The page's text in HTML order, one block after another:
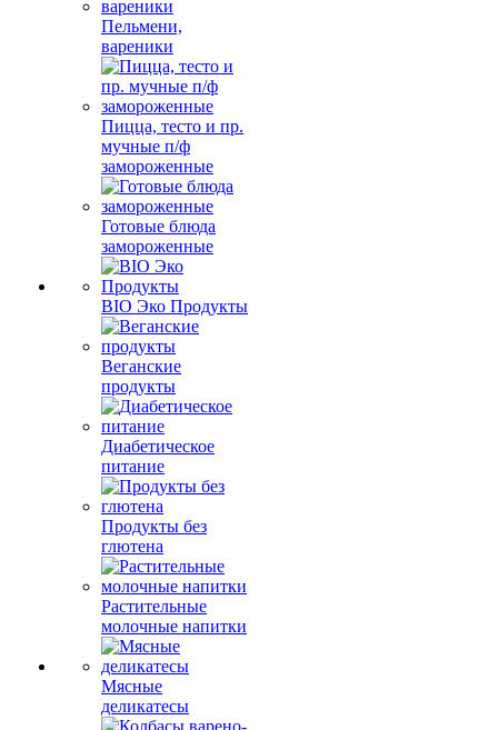
Пельмени,
вареники
Пицца, тесто и пр.
мучные п/ф
замороженные
Готовые блюда
замороженные
BIO Эко Продукты
Веганские
продукты
Диабетическое
питание
Продукты без
глютена
Растительные
молочные напитки
Мясные
деликатесы